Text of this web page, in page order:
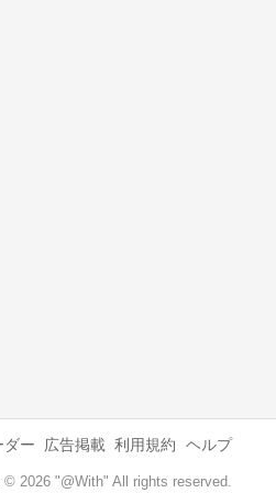
ダー 広告掲載 利用規約 ヘルプ
© 2026 "@With" All rights reserved.